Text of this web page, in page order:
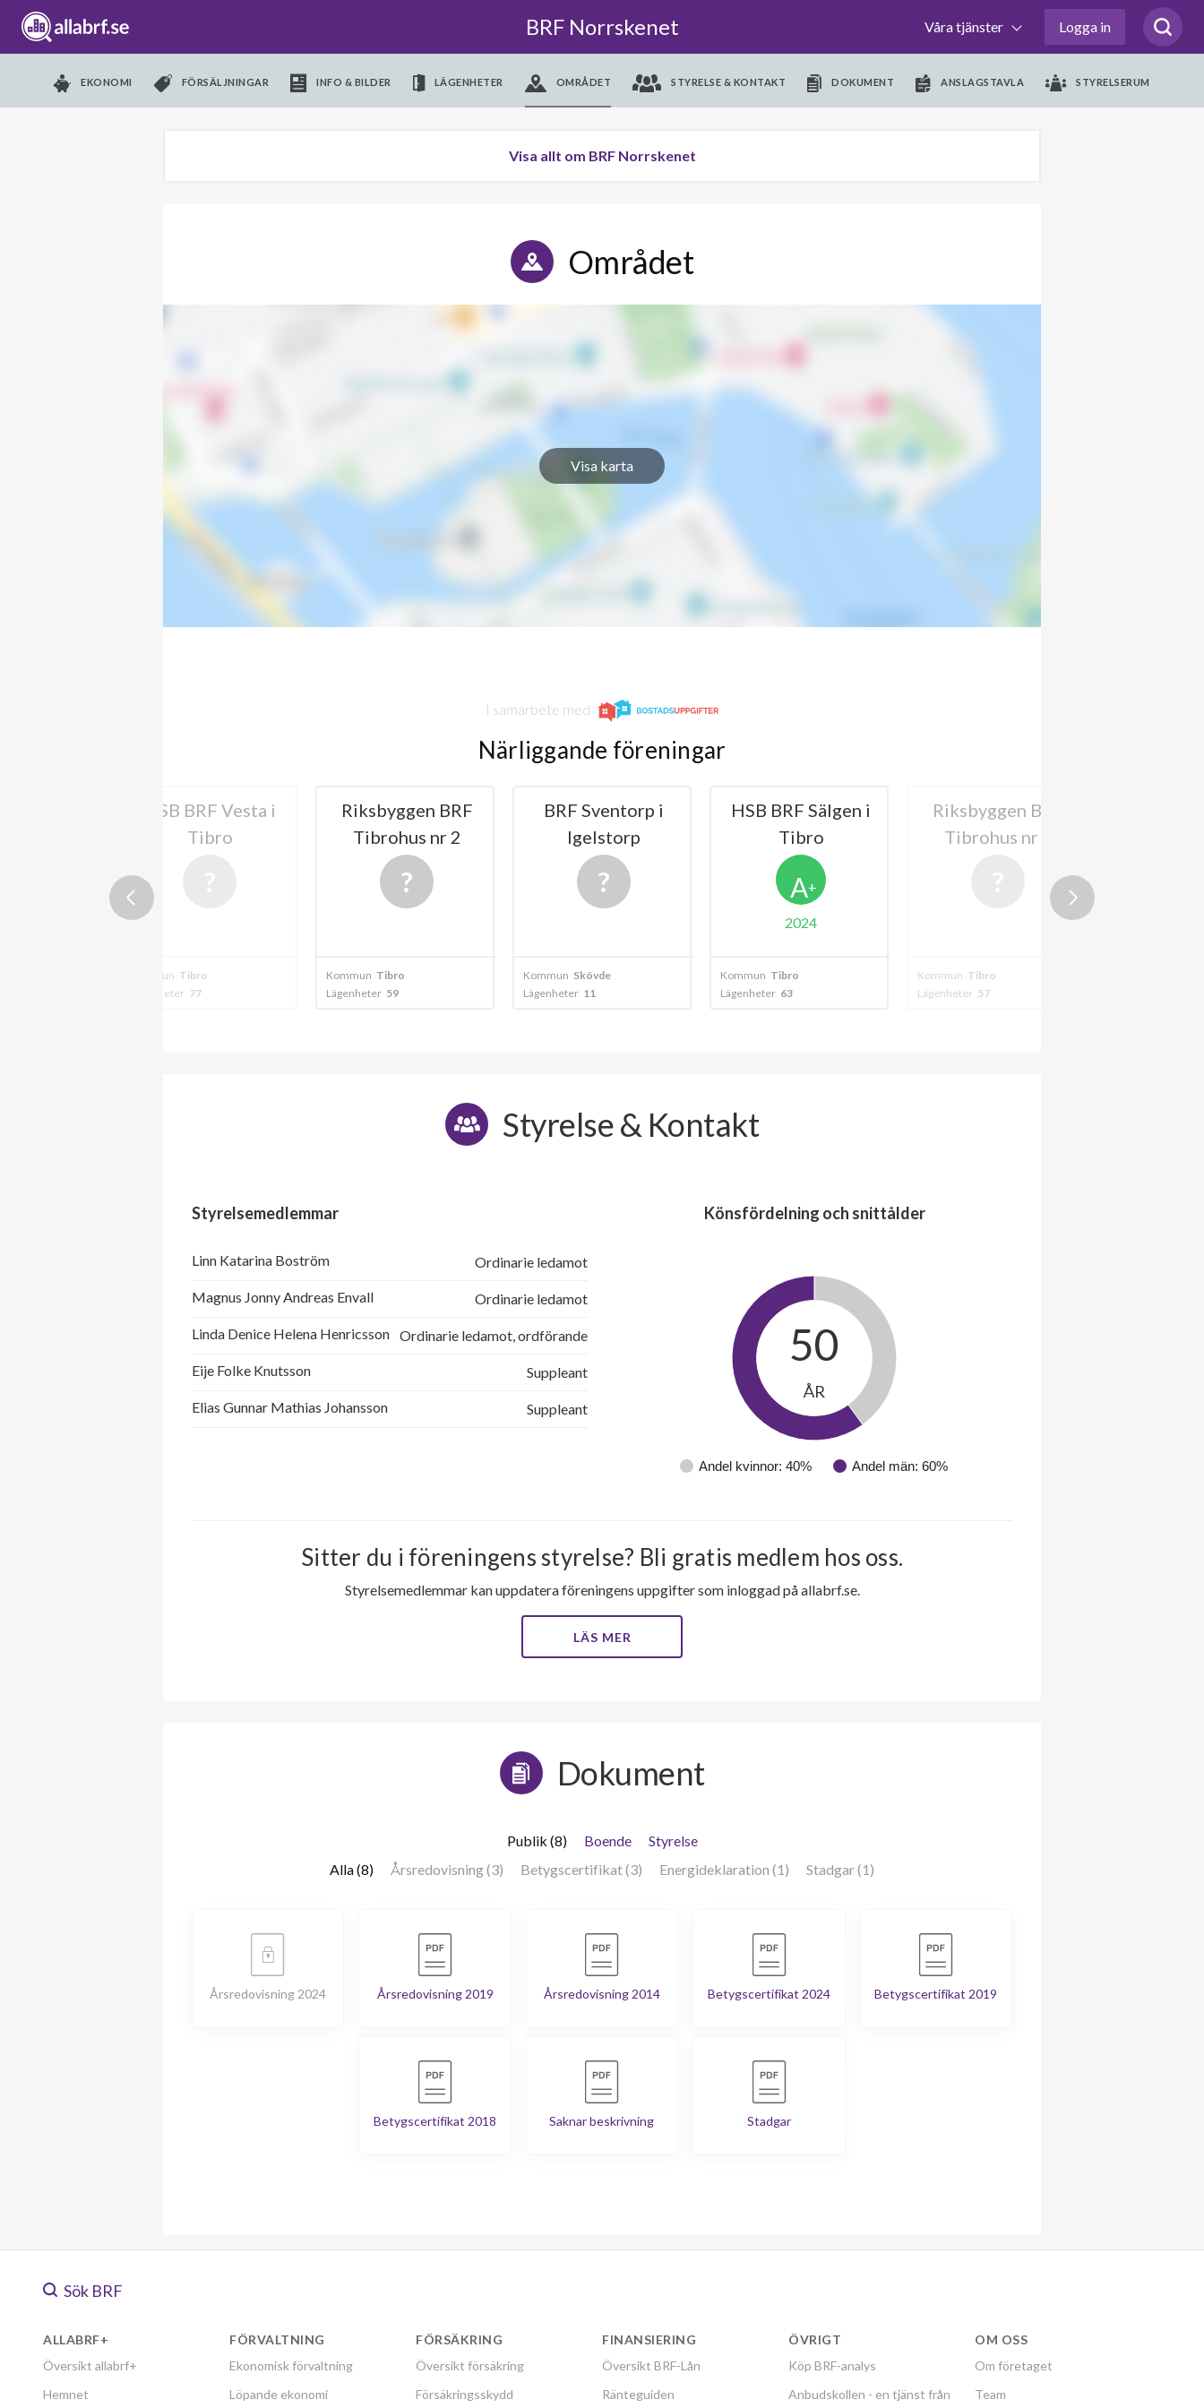
BRF Norrskenet Våra tjänster Logga in
EKONOMI FÖRSÄLJNINGAR INFO & BILDER LÄGENHETER OMRÅDET STYRELSE & KONTAKT DOKUMENT ANSLAGSTAVLA STYRELSERUM
Visa allt om BRF Norrskenet
Området
Visa karta
I samarbete med
Närliggande föreningar
HSB BRF Vesta i
Tibro
Kommun Tibro
Lägenheter 77
Riksbyggen BRF
Tibrohus nr 2
Kommun Tibro
Lägenheter 59
BRF Sventorp i
Igelstorp
Kommun Skövde
Lägenheter 11
HSB BRF Sälgen i
Tibro
A+
2024
Kommun Tibro
Lägenheter 63
Riksbyggen BRF
Tibrohus nr 1
Kommun Tibro
Lägenheter 57
Styrelse & Kontakt
Styrelsemedlemmar
Linn Katarina Boström Ordinarie ledamot
Magnus Jonny Andreas Envall Ordinarie ledamot
Linda Denice Helena Henricsson Ordinarie ledamot, ordförande
Eije Folke Knutsson Suppleant
Elias Gunnar Mathias Johansson Suppleant
Könsfördelning och snittålder
Andel kvinnor: 40% Andel män: 60%
50
ÅR
Sitter du i föreningens styrelse? Bli gratis medlem hos oss.
Styrelsemedlemmar kan uppdatera föreningens uppgifter som inloggad på allabrf.se.
LÄS MER
Dokument
Publik (8) Boende
Styrelse
Alla (8)
Årsredovisning (3) Betygscertifikat (3) Energideklaration (1) Stadgar (1)
Årsredovisning 2024 Årsredovisning 2019 Årsredovisning 2014 Betygscertifikat 2024 Betygscertifikat 2019
Betygscertifikat 2018 Saknar beskrivning Stadgar
Sök BRF
ALLABRF+
Översikt allabrf+
Hemnet
FÖRVALTNING
Ekonomisk förvaltning
Löpande ekonomi
FÖRSÄKRING
Översikt försäkring
Försäkringsskydd
FINANSIERING
Översikt BRF-Lån
Ränteguiden
ÖVRIGT
Köp BRF-analys
Anbudskollen - en tjänst från
OM OSS
Om företaget
Team